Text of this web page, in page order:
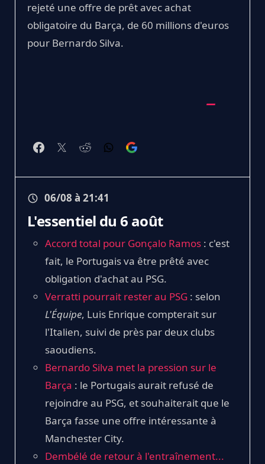
rejeté une offre de prêt avec achat
obligatoire du Barça, de 60 millions d'euros
pour Bernardo Silva.
06/08 à 21:41
L'essentiel du 6 août
Accord total pour Gonçalo Ramos : c'est
fait, le Portugais va être prêté avec
obligation d'achat au PSG.
Verratti pourrait rester au PSG : selon
L'Équipe, Luis Enrique compterait sur
l'Italien, suivi de près par deux clubs
saoudiens.
Bernardo Silva met la pression sur le
Barça : le Portugais aurait refusé de
rejoindre au PSG, et souhaiterait que le
Barça fasse une offre intéressante à
Manchester City.
Dembélé de retour à l'entraînement...